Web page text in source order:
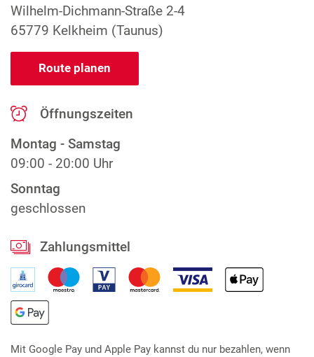
Wilhelm-Dichmann-Straße 2-4
65779 Kelkheim (Taunus)
Route planen
Öffnungszeiten
Montag - Samstag
09:00 - 20:00 Uhr
Sonntag
geschlossen
Zahlungsmittel
Mit Google Pay und Apple Pay kannst du nur bezahlen, wenn